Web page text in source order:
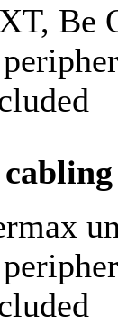
Be